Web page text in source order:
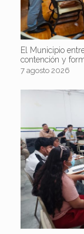
El Municipio
contención y
7 agosto 2026